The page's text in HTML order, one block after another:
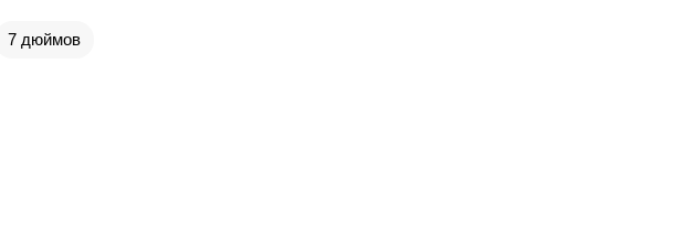
7 дюймов